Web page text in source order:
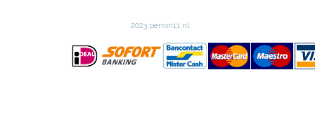
2023 perron11.nl